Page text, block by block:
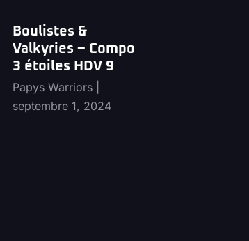
Boulistes &
Valkyries – Compo
3 étoiles HDV 9
Papys Warriors
septembre 1, 2024